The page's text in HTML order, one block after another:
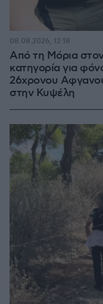
Από τη Μόρια
κατηγορία για
26χρονου
στην Κυψέλη
08.08.2026, 12:18